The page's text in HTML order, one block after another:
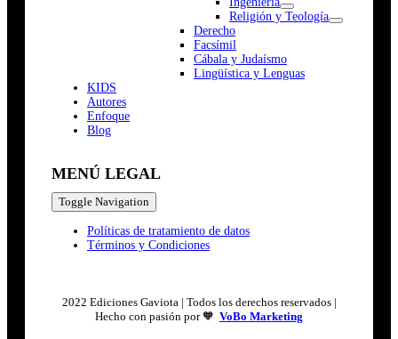
Religión y Teología
Derecho
Facsímil
Cábala y Judaísmo
Lingüística y Lenguas
KIDS
Autores
Enfoque
Blog
MENÚ LEGAL
Toggle Navigation
Políticas de tratamiento de datos
Términos y Condiciones
2022 Ediciones Gaviota | Todos los derechos reservados |
Hecho con pasión por 🧡 VoBo Marketing